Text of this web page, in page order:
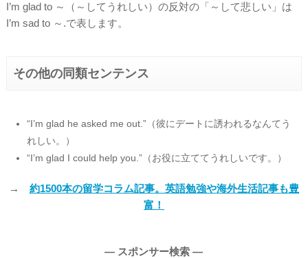
I’m glad to ～（～してうれしい）の反対の「～して悲しい」は
I’m sad to ～.で表します。
その他の同類センテンス
“I’m glad he asked me out.”（彼にデートに誘われるなんてう
れしい。）
“I’m glad I could help you.”（お役に立ててうれしいです。）
→ 約1500本の留学コラム記事。英語勉強や海外生活記事も豊
富！
― スポンサー検索 ―